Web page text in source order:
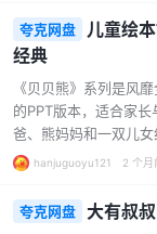
点，涵盖作业辅导、学
管理等多个维度，提
化框架：从了解孩子的
逐步构建一套完整的
的辅导方式。 亲子关
注重维护良好的亲子
冲突，增强孩子的学习
家庭教育质…...
夸克网盘
儿童绘
经典
《贝贝熊》系列是风
的PPT版本，适合家
爸、熊妈妈和一双儿
庭。这个家庭充满爱
《坏习惯》 《怕黑》
问》 《难忘的生日》
hanjuguoyu121 2 个月
夸克网盘 大有叔